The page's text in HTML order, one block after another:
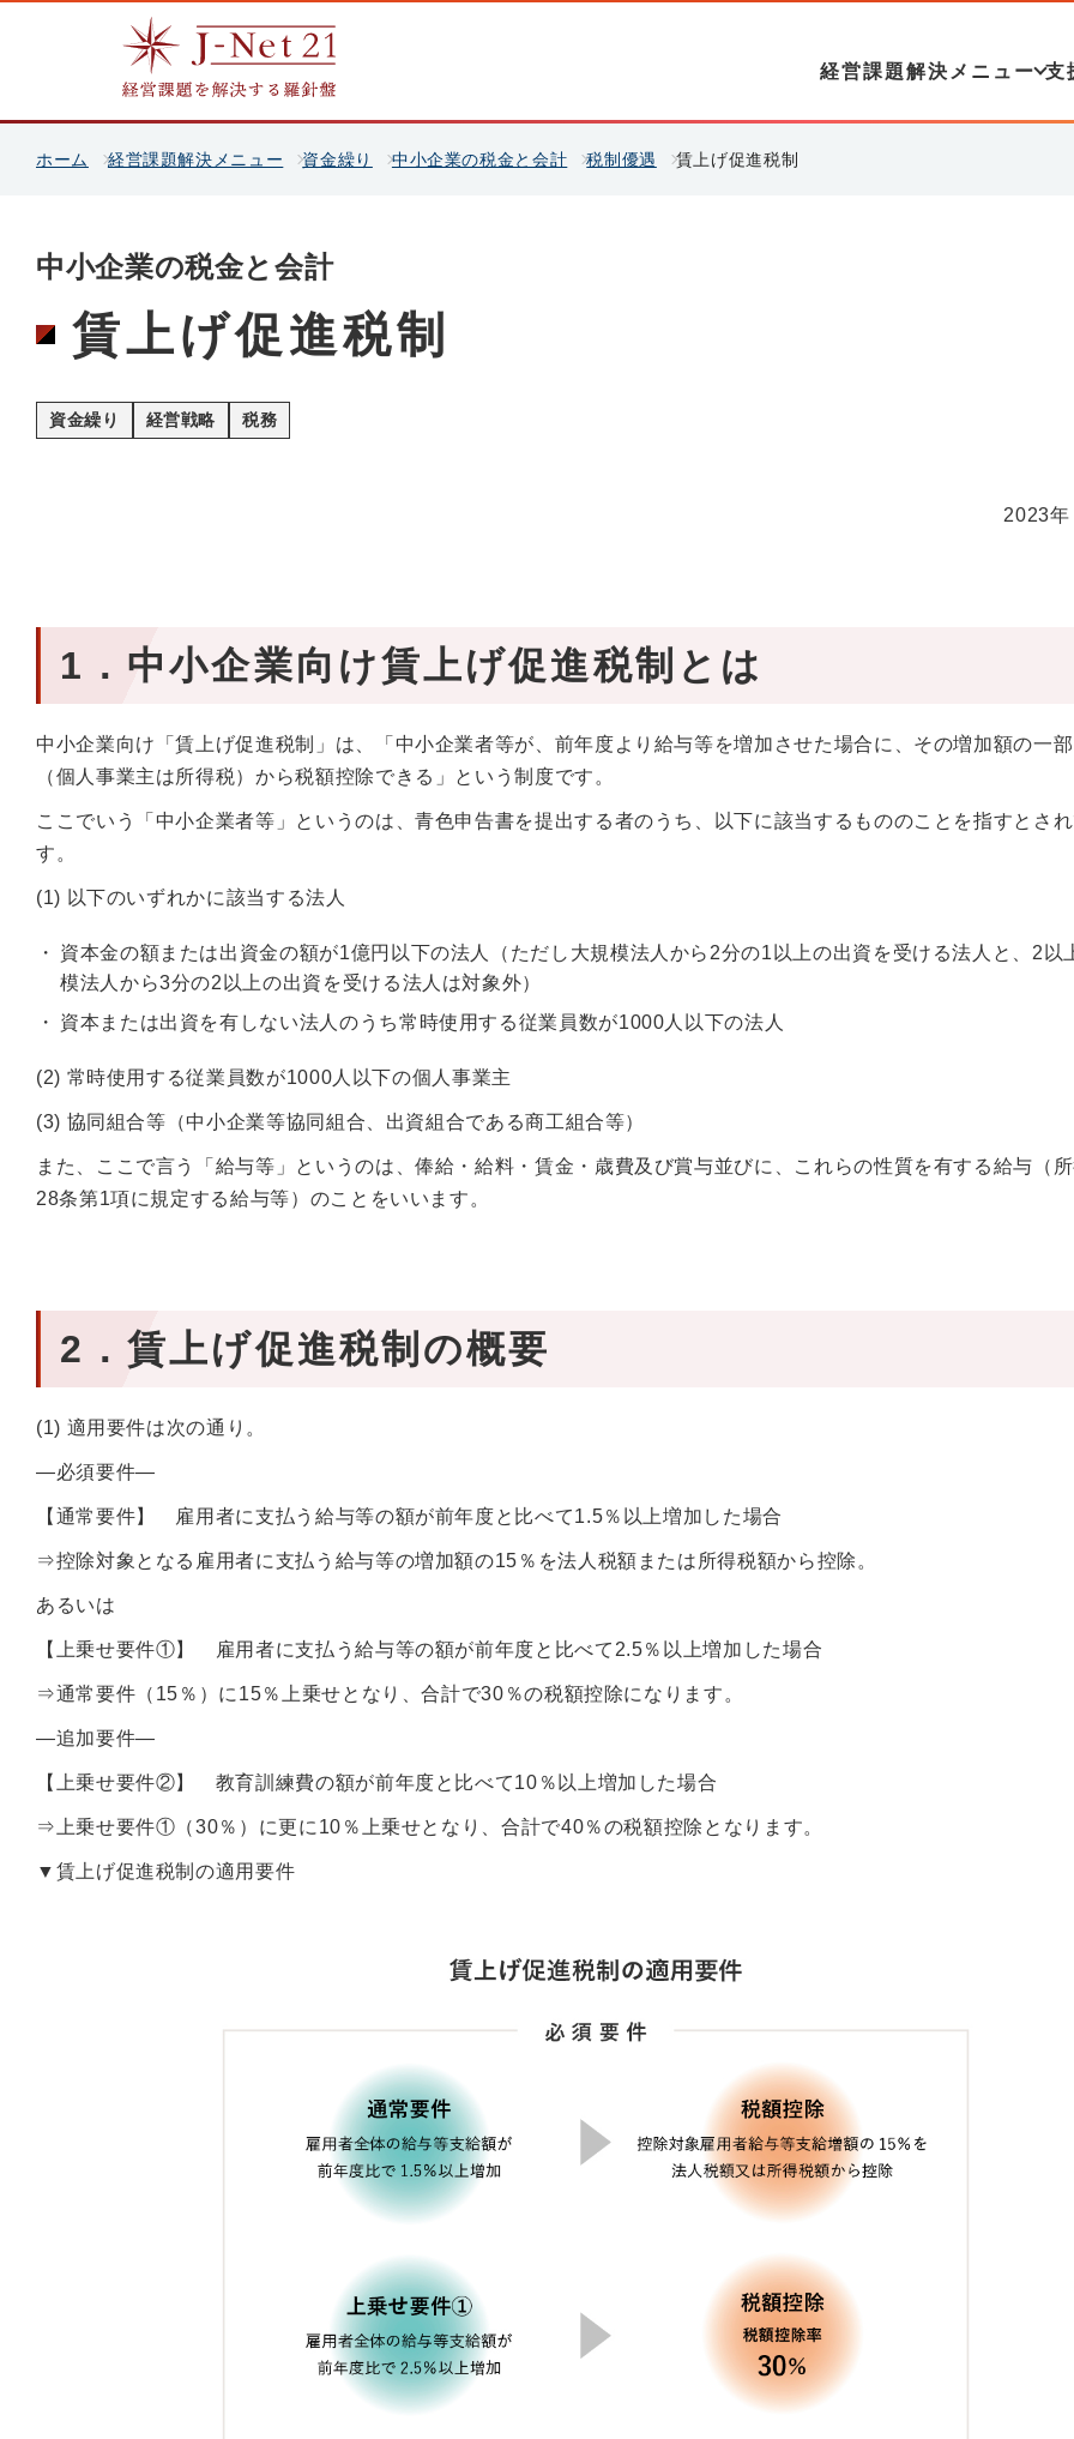
経営課題解決メニュー 支
ホーム 経営課題解決メニュー 資金繰り 中小企業の税金と会計 税制優遇 賃上げ促進税制
中小企業の税金と会計
賃上げ促進税制
資金繰り 経営戦略 税務
2023
1．中小企業向け賃上げ促進税制とは
中小企業向け「賃上げ促進税制」は、「中小企業者等が、前年度より給与等を増加させた場合に、その増加額の一
（個人事業主は所得税）から税額控除できる」という制度です。
ここでいう「中小企業者等」というのは、青色申告書を提出する者のうち、以下に該当するもののことを指すとさ
す。
(1) 以下のいずれかに該当する法人
資本金の額または出資金の額が1億円以下の法人（ただし大規模法人から2分の1以上の出資を受ける法人と、2以
模法人から3分の2以上の出資を受ける法人は対象外）
資本または出資を有しない法人のうち常時使用する従業員数が1000人以下の法人
(2) 常時使用する従業員数が1000人以下の個人事業主
(3) 協同組合等（中小企業等協同組合、出資組合である商工組合等）
また、ここで言う「給与等」というのは、俸給・給料・賃金・歳費及び賞与並びに、これらの性質を有する給与（
28条第1項に規定する給与等）のことをいいます。
2．賃上げ促進税制の概要
(1) 適用要件は次の通り。
—必須要件—
【通常要件】 雇用者に支払う給与等の額が前年度と比べて1.5％以上増加した場合
⇒控除対象となる雇用者に支払う給与等の増加額の15％を法人税額または所得税額から控除。
あるいは
【上乗せ要件①】 雇用者に支払う給与等の額が前年度と比べて2.5％以上増加した場合
⇒通常要件（15％）に15％上乗せとなり、合計で30％の税額控除になります。
—追加要件—
【上乗せ要件②】 教育訓練費の額が前年度と比べて10％以上増加した場合
⇒上乗せ要件①（30％）に更に10％上乗せとなり、合計で40％の税額控除となります。
▼賃上げ促進税制の適用要件